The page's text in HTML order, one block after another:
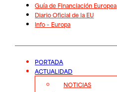
Guía de Financiación Europea
Diario Oficial de la EU
Info – Europa
PORTADA
ACTUALIDAD
NOTICIAS